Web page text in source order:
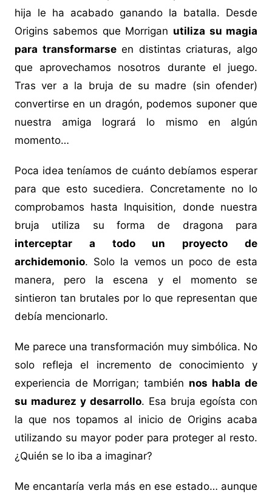
hija le ha acabado ganando la batalla. Desde
Origins sabemos que Morrigan utiliza su magia
para transformarseen distintas criaturas, algo
que aprovechamos nosotros durante el juego.
Tras ver a la bruja de su madre (sin ofender)
convertirse en un dragón, podemos suponer que
nuestra amiga logrará lo mismo en algún
momento…
Poca idea teníamos de cuánto debíamos esperar
para que esto sucediera. Concretamente no lo
comprobamos hasta Inquisition, donde nuestra
bruja utiliza su forma de dragona para
interceptar a todo un proyecto de
archidemonio. Solo la vemos un poco de esta
manera, pero la escena y el momento se
sintieron tan brutales por lo que representan que
debía mencionarlo.
Me parece una transformación muy simbólica. No
solo refleja el incremento de conocimiento y
experiencia de Morrigan; también nos habla de
su madurez y desarrollo. Esa bruja egoísta con
la que nos topamos al inicio de Origins acaba
utilizando su mayor poder para proteger al resto.
¿Quién se lo iba a imaginar?
Me encantaría verla más en ese estado… aunque